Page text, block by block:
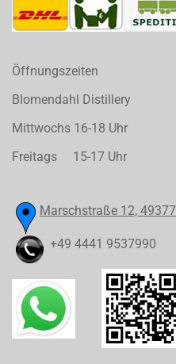
Öffnungszeiten
Blomendahl Distillery
Mittwochs 16-18 Uhr
Freitags 15-17 Uhr
Marschstraße 12,
+49 4441 9537990